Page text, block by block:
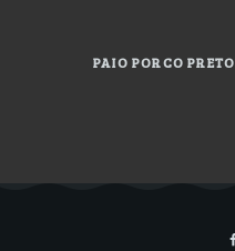
PAIO PORCO PRETO